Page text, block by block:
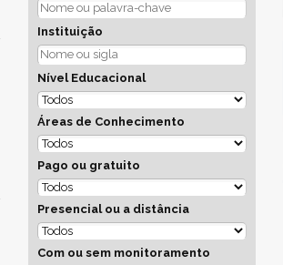
Instituição
Nível Educacional
Áreas de Conhecimento
Pago ou gratuito
Presencial ou a distância
Com ou sem monitoramento